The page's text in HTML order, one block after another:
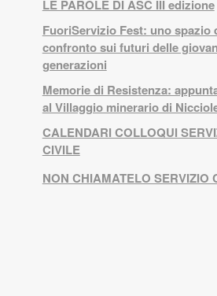
LE PAROLE DI ASC III edizione
FuoriServizio Fest: uno spazio
confronto sui futuri delle
generazioni
Memorie di Resistenza:
al Villaggio minerario di
CALENDARI COLLOQUI
CIVILE
NON CHIAMATELO SERVIZIO